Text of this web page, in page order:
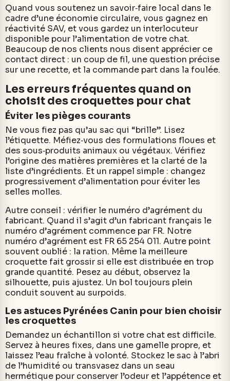
Quand vous soutenez un savoir‑faire local dans le
cadre d’une économie circulaire, vous gagnez en
réactivité SAV, et vous gardez un interlocuteur
disponible pour l’alimentation de votre chat.
Beaucoup de nos clients nous disent apprécier ce
contact direct : un coup de fil, une question précise
sur une recette, et la commande part dans la foulée.
Les erreurs fréquentes quand on
choisit des croquettes pour chat
Éviter les pièges courants
Ne vous fiez pas qu’au sac qui “brille”. Lisez
l’étiquette. Méfiez‑vous des formulations floues et
des sous‑produits animaux ou végétaux. Vérifiez
l’origine des matières premières et la clarté de la
liste d’ingrédients. Et un rappel simple : changez
progressivement d’alimentation pour éviter les
selles molles.
Autre conseil : vérifier le numéro d’agrément du
fabricant. Quand il s’agit d’un fabricant français le
numéro d’agrément commence par FR. Notre
numéro d’agrément est FR 65 254 011. Autre point
souvent oublié : la ration. Même la meilleure
croquette fait grossir si elle est distribuée en trop
grande quantité. Pesez au début, observez la
silhouette, puis ajustez. Un bol toujours plein
conduit souvent au surpoids.
Les astuces Pyrénées Canin pour bien choisir
les croquettes
Demandez un échantillon si votre chat est difficile.
Servez à heures fixes, dans une gamelle propre, et
laissez l’eau fraîche à volonté. Stockez le sac à l’abri
de l’humidité ou transvasez dans un seau
hermétique pour conserver l’odeur et l’appétence et